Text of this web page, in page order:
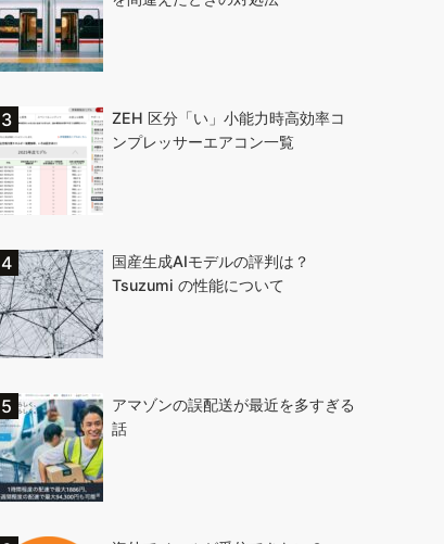
ZEH 区分「い」小能力時高効率コ
ンプレッサーエアコン一覧
国産生成AIモデルの評判は？
Tsuzumi の性能について
アマゾンの誤配送が最近を多すぎる
話